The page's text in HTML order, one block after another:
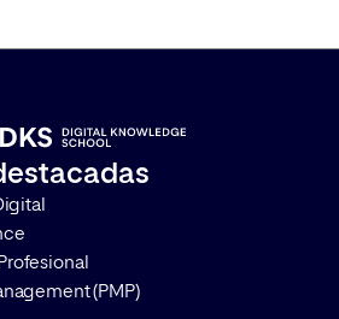
sus
y por
una de
(PMP)